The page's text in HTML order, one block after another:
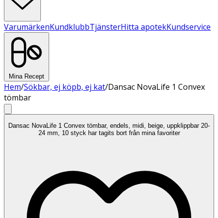
VarumärkenKundklubbTjänsterHitta apotekKundservice
Mina Recept
Hem/Sökbar, ej köpb, ej kat/Dansac NovaLife 1 Convex
tömbar
Dansac NovaLife 1 Convex tömbar, endels, midi, beige, uppklippbar 20-
24 mm, 10 styck har tagits bort från mina favoriter